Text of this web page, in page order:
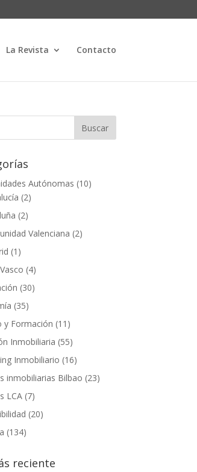
La Revista Contacto
Autónomas (10)
(2)
(2)
Valenciana (2)
(1)
(4)
(30)
(35)
y Formación (11)
Inmobiliaria (55)
Inmobiliario (16)
inmobiliarias Bilbao (23)
LCA(7)
(20)
(134)
reciente